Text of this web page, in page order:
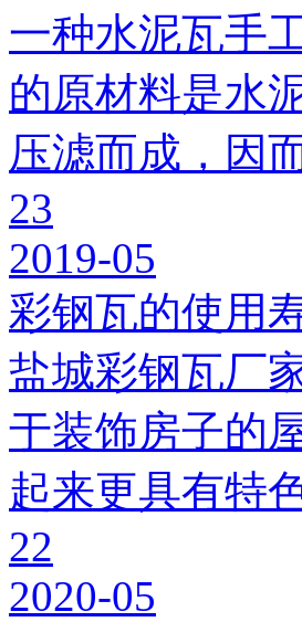
一种水泥瓦手
的原材料是水
压滤而成，因
23
2019-05
彩钢瓦的使用
盐城彩钢瓦厂
于装饰房子的
起来更具有特
22
2020-05